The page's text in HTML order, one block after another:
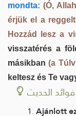
mondta: (Ó,
érjük el a
Hozzád lesz a
visszatérés a
másikban(a
keltesz és Te
الحديث
Ajánlott